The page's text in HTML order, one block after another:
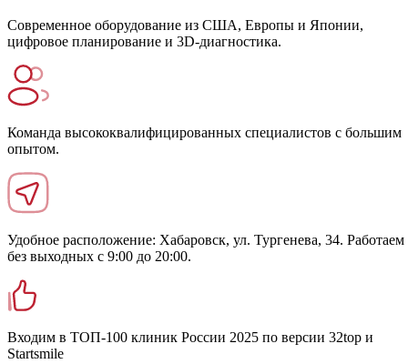
Современное оборудование из США, Европы и Японии,
цифровое планирование и 3D-диагностика.
Команда высококвалифицированных специалистов с большим
опытом.
Удобное расположение: Хабаровск, ул. Тургенева, 34. Работаем
без выходных с 9:00 до 20:00.
Входим в ТОП-100 клиник России 2025 по версии 32top и
Startsmile